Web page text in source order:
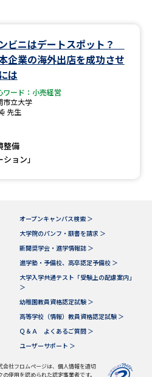
求
大学院の資料請求
調べる
国際・グローバルに強い大学特
集
ビニはデートスポット？
企業の海外出店を成功させ
は
ワード：小売経営
市立大学
先生
整備
ョン」
オープンキャンパス検索 ＞
大学院のパンフ・願書を請求 ＞
新聞奨学会・進学情報誌 ＞
進学塾・予備校、高卒認定予備校 ＞
大学入学共通テスト「受験上の配慮案内」
＞
幼稚園教員資格認定試験 ＞
高等学校（情報）教員資格認定試験 ＞
Ｑ＆Ａ よくあるご質問 ＞
ユーザーサポート ＞
会社フロムページは、個人情報を適切
使用を認められた認定事業者です。